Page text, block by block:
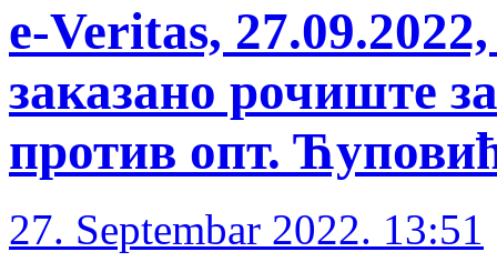
e-Veritas,
заказано рочиште
против опт.
27. Septembar 2022. 13:51